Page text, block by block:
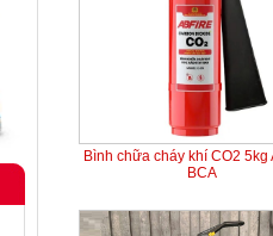
Bình chữa cháy khí CO2 5kg
BCA